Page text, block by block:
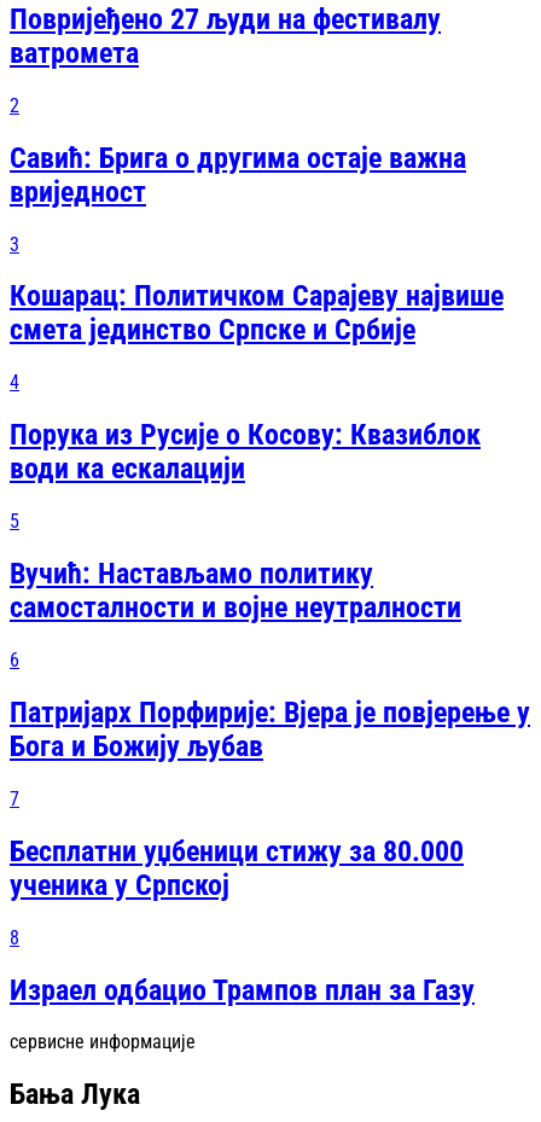
Повријеђено 27 људи на фестивалу
ватромета
2
Савић: Брига о другима остаје важна
вриједност
3
Кошарац: Политичком Сарајеву највише
смета јединство Српске и Србије
4
Порука из Русије о Косову: Квазиблок
води ка ескалацији
5
Вучић: Настављамо политику
самосталности и војне неутралности
6
Патријарх Порфирије: Вјера је повјерење у
Бога и Божију љубав
7
Бесплатни уџбеници стижу за 80.000
ученика у Српској
8
Израел одбацио Трампов план за Газу
сервисне информације
Бања Лука